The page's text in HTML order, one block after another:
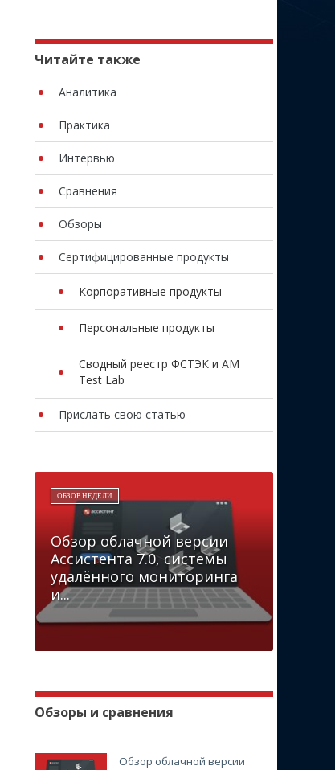
Читайте также
Аналитика
Практика
Интервью
Сравнения
Обзоры
Сертифицированные продукты
Корпоративные продукты
Персональные продукты
Сводный реестр ФСТЭК и AM
Test Lab
Прислать свою статью
ОБЗОР НЕДЕЛИ
Обзор облачной версии
Ассистента 7.0, системы
удалённого мониторинга
и...
Обзоры и сравнения
Обзор облачной версии